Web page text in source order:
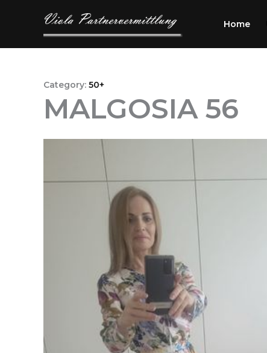
Home
Category: 50+
MALGOSIA 56